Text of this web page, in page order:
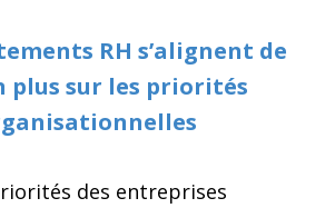
RH s’alignent de
plus sur les priorités
des entreprises